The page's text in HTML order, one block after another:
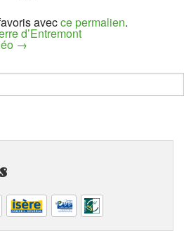
avecce permalien.
d’Entremont
→